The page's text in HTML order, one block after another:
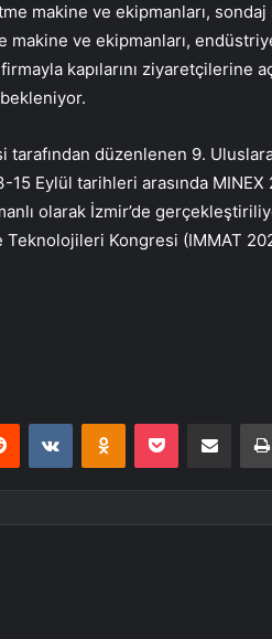
makine ve ekipmanları,
makine ve ekipmanları,
kapılarını ziyaretçilerine
düzenlenen 9.
Eylül tarihleri ​​arasında
olarak İzmir’de
Kongresi (IMMAT
Reddit VKontakteOdnoklassniki
Pocket E-Posta ile paylaş